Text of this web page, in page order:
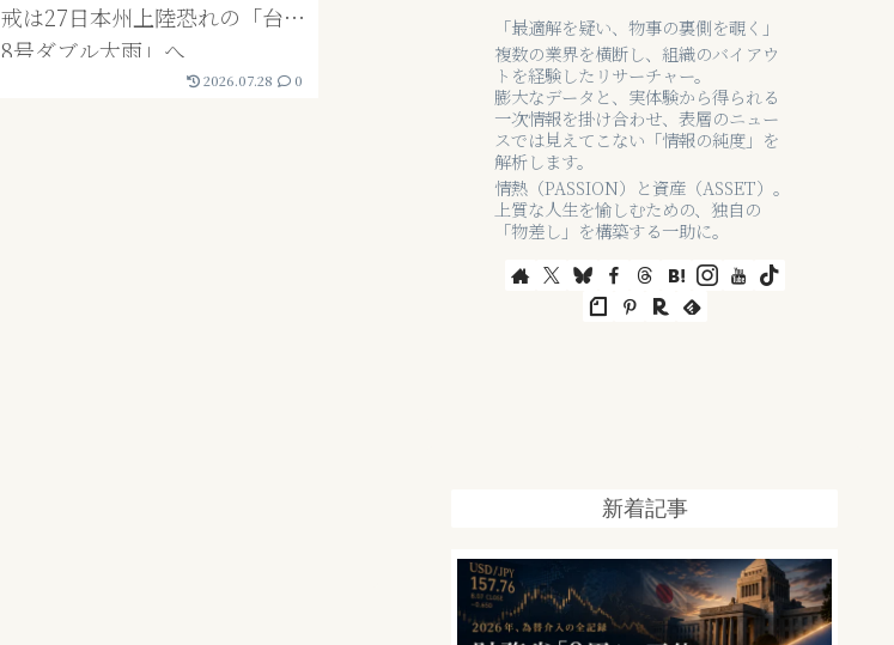
戒は27日本州上陸恐れの「台風
8号ダブル大雨」へ
2026.07.28 0
「最適解を疑い、物事の裏側を覗く」
複数の業界を横断し、組織のバイアウ
トを経験したリサーチャー。
膨大なデータと、実体験から得られる
一次情報を掛け合わせ、表層のニュー
スでは見えてこない「情報の純度」を
解析します。
情熱（PASSION）と資産（ASSET）。
上質な人生を愉しむための、独自の
「物差し」を構築する一助に。
新着記事